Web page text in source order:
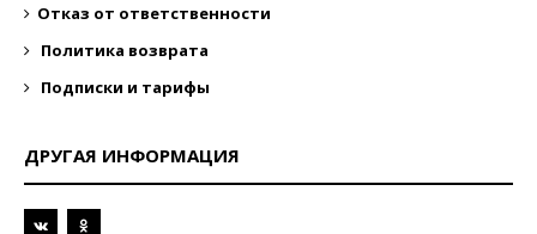
Отказ от ответственности
Политика возврата
Подписки и тарифы
ДРУГАЯ ИНФОРМАЦИЯ